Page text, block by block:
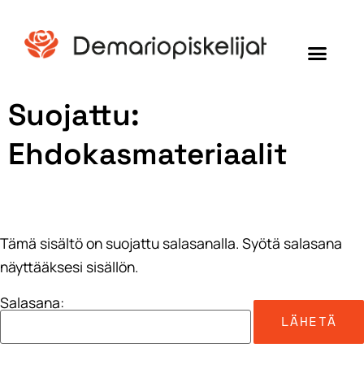
Suojattu:
Ehdokasmateriaalit
Tämä sisältö on suojattu salasanalla. Syötä salasana
näyttääksesi sisällön.
Salasana: